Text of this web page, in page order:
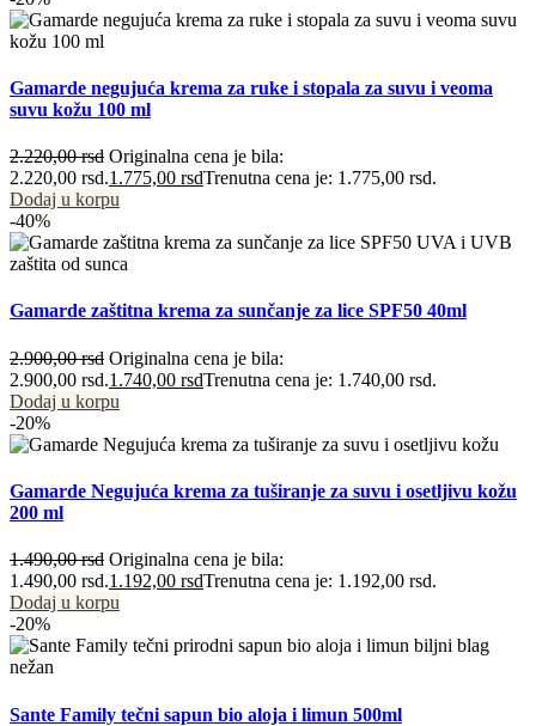
Gamarde negujuća krema za ruke i stopala za suvu i veoma
suvu kožu 100 ml
2.220,00rsd Originalna cena je bila:
2.220,00 rsd.1.775,00 rsdTrenutna cena je: 1.775,00 rsd.
Dodaj u korpu
-40%
Gamarde zaštitna krema za sunčanje za lice SPF50 40ml
2.900,00rsd Originalna cena je bila:
2.900,00 rsd.1.740,00 rsdTrenutna cena je: 1.740,00 rsd.
Dodaj u korpu
-20%
Gamarde Negujuća krema za tuširanje za suvu i osetljivu kožu
200 ml
1.490,00rsd Originalna cena je bila:
1.490,00 rsd.1.192,00 rsdTrenutna cena je: 1.192,00 rsd.
Dodaj u korpu
-20%
Sante Family tečni sapun bio aloja i limun 500ml